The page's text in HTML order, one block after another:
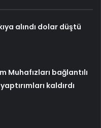
alındı dolar düştü
Muhafızları bağlantılı
kaldırdı